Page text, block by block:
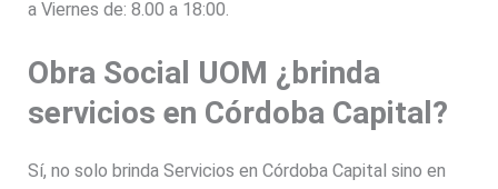
a Viernes de: 8.00 a 18:00.
Obra Social UOM ¿brinda
servicios en Córdoba Capital?
Sí, no solo brinda Servicios en Córdoba Capital sino en